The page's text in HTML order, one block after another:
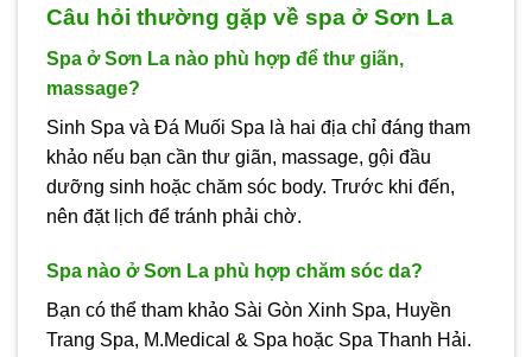
Câu hỏi thường gặp về spa ở Sơn La
Spa ở Sơn La nào phù hợp để thư giãn,
massage?
Sinh Spa và Đá Muối Spa là hai địa chỉ đáng tham
khảo nếu bạn cần thư giãn, massage, gội đầu
dưỡng sinh hoặc chăm sóc body. Trước khi đến,
nên đặt lịch để tránh phải chờ.
Spa nào ở Sơn La phù hợp chăm sóc da?
Bạn có thể tham khảo Sài Gòn Xinh Spa, Huyền
Trang Spa, M.Medical & Spa hoặc Spa Thanh Hải.